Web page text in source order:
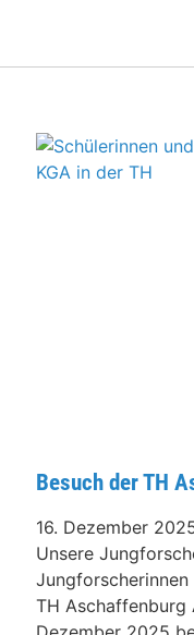
Besuch der TH
16. Dezember
Unsere
TH Aschaffenburg